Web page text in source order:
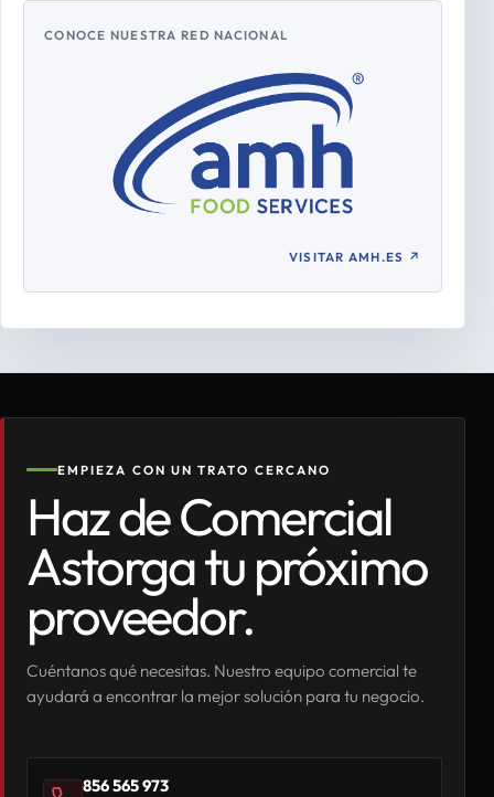
CONOCE NUESTRA RED NACIONAL
VISITAR AMH.ES ↗
EMPIEZA CON UN TRATO CERCANO
Haz de Comercial
Astorga tu próximo
proveedor.
Cuéntanos qué necesitas. Nuestro equipo comercial te
ayudará a encontrar la mejor solución para tu negocio.
856 565 973